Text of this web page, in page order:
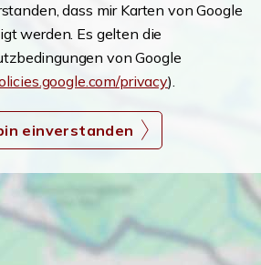
dass mir Karten von Google
werden. Es gelten die
von Google
privacy).
einverstanden